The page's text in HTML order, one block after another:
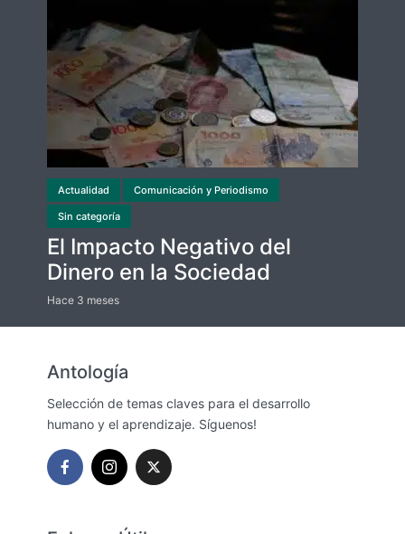
Actualidad Comunicación y Periodismo
Sin categoría
El Impacto Negativo del
Dinero en la Sociedad
Hace 3 meses
Antología
Selección de temas claves para el desarrollo
humano y el aprendizaje. Síguenos!